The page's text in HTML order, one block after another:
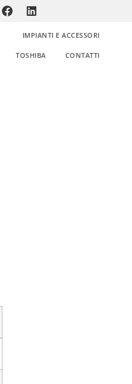
IMPIANTI E ACCESSORI
TOSHIBA CONTATTI